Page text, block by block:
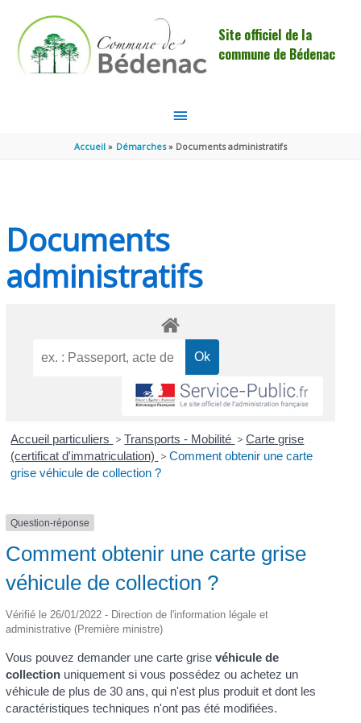
Site officiel de la
commune de Bédenac
MENU
PRINCIPAL
Accueil Démarches Documents administratifs
Documents
administratifs
Accueil particuliers > Transports - Mobilité > Carte grise
(certificat d'immatriculation) > Comment obtenir une carte
grise véhicule de collection ?
Question-réponse
Comment obtenir une carte grise
véhicule de collection ?
Vérifié le 26/01/2022 - Direction de l'information légale et
administrative (Première ministre)
Vous pouvez demander une carte grise véhicule de
collectionuniquement si vous possédez ou achetez un
véhicule de plus de 30 ans, qui n'est plus produit et dont les
caractéristiques techniques n'ont pas été modifiées.